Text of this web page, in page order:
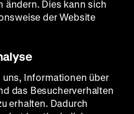
ändern. Dies kann sich
der Website
Informationen über
das Besucherverhalten
erhalten. Dadurch